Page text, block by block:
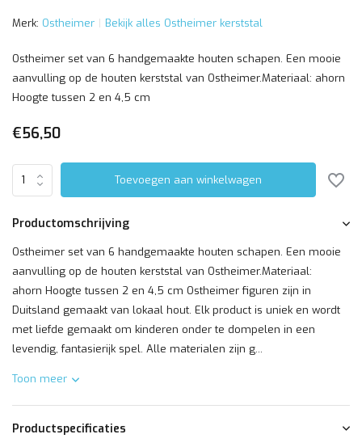
Merk: Ostheimer Bekijk alles Ostheimer kerststal
Ostheimer set van 6 handgemaakte houten schapen. Een mooie
aanvulling op de houten kerststal van Ostheimer.Materiaal: ahorn
Hoogte tussen 2 en 4,5 cm
€56,50
Toevoegen aan winkelwagen
Productomschrijving
Ostheimer set van 6 handgemaakte houten schapen. Een mooie
aanvulling op de houten kerststal van Ostheimer.Materiaal:
ahorn Hoogte tussen 2 en 4,5 cm Ostheimer figuren zijn in
Duitsland gemaakt van lokaal hout. Elk product is uniek en wordt
met liefde gemaakt om kinderen onder te dompelen in een
levendig, fantasierijk spel. Alle materialen zijn g...
Toon meer
Productspecificaties